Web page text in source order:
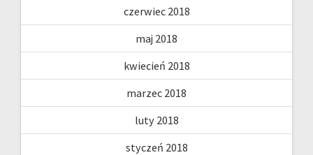
czerwiec 2018
maj 2018
kwiecień 2018
marzec 2018
luty 2018
styczeń 2018